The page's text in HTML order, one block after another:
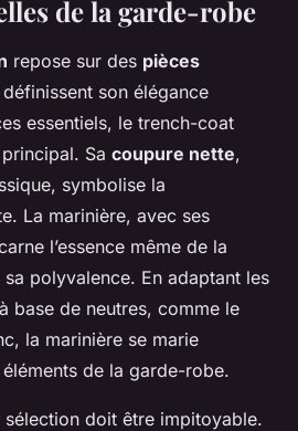
de la garde-robe
repose sur des pièces
son élégance
essentiels, le trench-coat
Sa coupure nette,
symbolise la
La marinière, avec ses
l’essence même de la
polyvalence. En adaptant les
base de neutres, comme le
la marinière se marie
de la garde-robe.
sélection doit être impitoyable.